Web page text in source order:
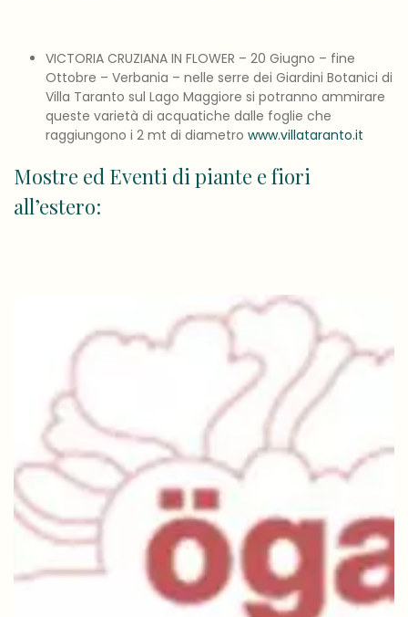
VICTORIA CRUZIANA IN FLOWER – 20 Giugno – fine
Ottobre – Verbania – nelle serre dei Giardini Botanici di
Villa Taranto sul Lago Maggiore si potranno ammirare
queste varietà di acquatiche dalle foglie che
raggiungono i 2 mt di diametro www.villataranto.it
Mostre ed Eventi di piante e fiori
all’estero: